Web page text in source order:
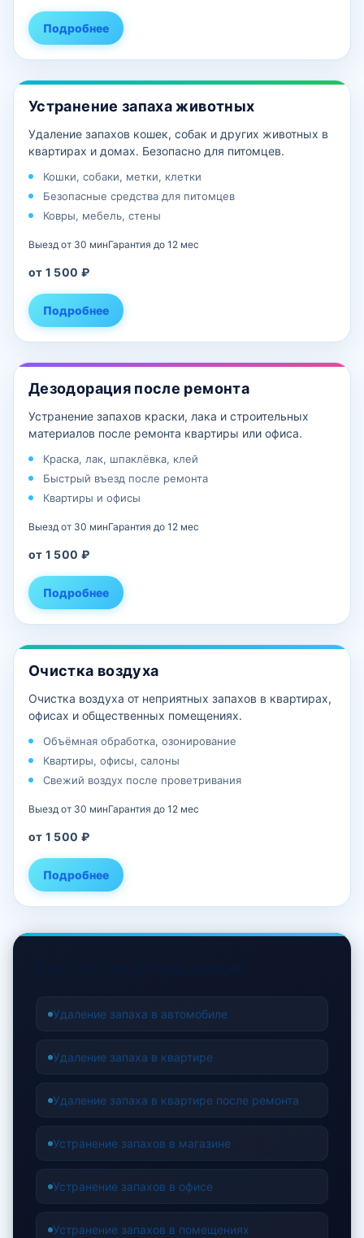
Подробнее
Устранение запаха животных
Удаление запахов кошек, собак и других животных в
квартирах и домах. Безопасно для питомцев.
Кошки, собаки, метки, клетки
Безопасные средства для питомцев
Ковры, мебель, стены
Выезд от 30 минГарантия до 12 мес
от 1 500 ₽
Подробнее
Дезодорация после ремонта
Устранение запахов краски, лака и строительных
материалов после ремонта квартиры или офиса.
Краска, лак, шпаклёвка, клей
Быстрый въезд после ремонта
Квартиры и офисы
Выезд от 30 минГарантия до 12 мес
от 1 500 ₽
Подробнее
Очистка воздуха
Очистка воздуха от неприятных запахов в квартирах,
офисах и общественных помещениях.
Объёмная обработка, озонирование
Квартиры, офисы, салоны
Свежий воздух после проветривания
Выезд от 30 минГарантия до 12 мес
от 1 500 ₽
Подробнее
Удаление запаха в автомобиле
Удаление запаха в квартире
Удаление запаха в квартире после ремонта
Устранение запахов в магазине
Устранение запахов в офисе
Устранение запахов в помещениях